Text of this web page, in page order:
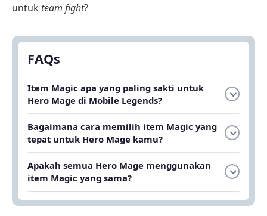
untuk team fight?
FAQs
Item Magic apa yang paling sakti untuk
Hero Mage di Mobile Legends?
bisa membuat Hero Mage kamu jauh lebih
tergantung situasi pertandingan dan matchup
lawan kamu.
Bagaimana cara memilih item Magic yang
tepat untuk Hero Mage kamu?
Magic Damage yang ditawarkan setiap item. Pilih
kamu dan kondisi musuh di pertandingan.
Apakah semua Hero Mage menggunakan
item Magic yang sama?
Tidak, setiap Hero Mage memiliki kebutuhan item